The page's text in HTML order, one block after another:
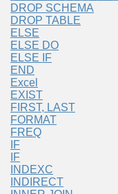
DROP SCHEMA
DROP TABLE
ELSE
ELSE DO
ELSE IF
END
Excel
EXIST
FIRST, LAST
FORMAT
FREQ
IF
IF
INDEXC
INDIRECT